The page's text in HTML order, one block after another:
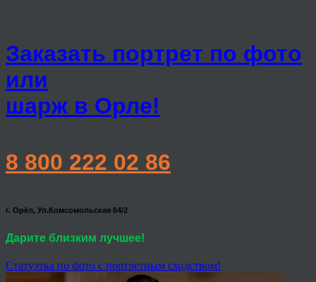
Заказать портрет по фото
или
шарж в Орле!
8 800 222 02 86
г. Орёл, Ул.Комсомольская 64/2
Дарите близким лучшее!
Статуэтка по фото с портретным сходством!